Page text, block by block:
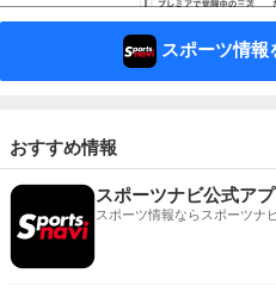
スポーツ情報
おすすめ情報
スポーツナビ公式アプ
スポーツ情報ならスポーツナ